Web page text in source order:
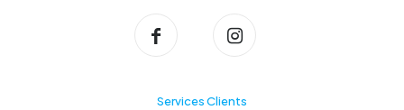
Services Clients